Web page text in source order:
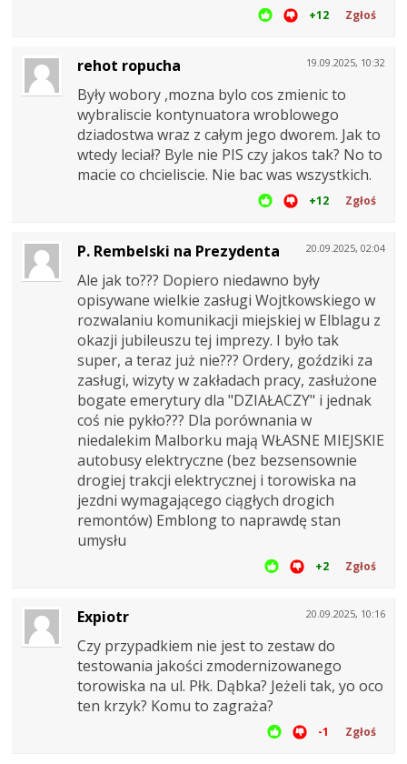
+12 Zgłoś
19.09.2025, 10:32
rehot ropucha
Były wobory ,mozna bylo cos zmienic to
wybraliscie kontynuatora wroblowego
dziadostwa wraz z całym jego dworem. Jak to
wtedy leciał? Byle nie PIS czy jakos tak? No to
macie co chcieliscie. Nie bac was wszystkich.
+12 Zgłoś
20.09.2025, 02:04
P. Rembelski na Prezydenta
Ale jak to??? Dopiero niedawno były
opisywane wielkie zasługi Wojtkowskiego w
rozwalaniu komunikacji miejskiej w Elblagu z
okazji jubileuszu tej imprezy. I było tak
super, a teraz już nie??? Ordery, goździki za
zasługi, wizyty w zakładach pracy, zasłużone
bogate emerytury dla "DZIAŁACZY" i jednak
coś nie pykło??? Dla porównania w
niedalekim Malborku mają WŁASNE MIEJSKIE
autobusy elektryczne (bez bezsensownie
drogiej trakcji elektrycznej i torowiska na
jezdni wymagającego ciągłych drogich
remontów) Emblong to naprawdę stan
umysłu
+2 Zgłoś
20.09.2025, 10:16
Expiotr
Czy przypadkiem nie jest to zestaw do
testowania jakości zmodernizowanego
torowiska na ul. Płk. Dąbka? Jeżeli tak, yo oco
ten krzyk? Komu to zagraża?
-1 Zgłoś